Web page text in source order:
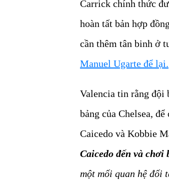
Carrick chính thức
hoàn tất bản hợp
cần thêm tân binh ở
Manuel Ugarte để lại.
Valencia tin rằng đội
bảng của Chelsea,
Caicedo và Kobbie
Caicedo đến và
một mối quan hệ đối